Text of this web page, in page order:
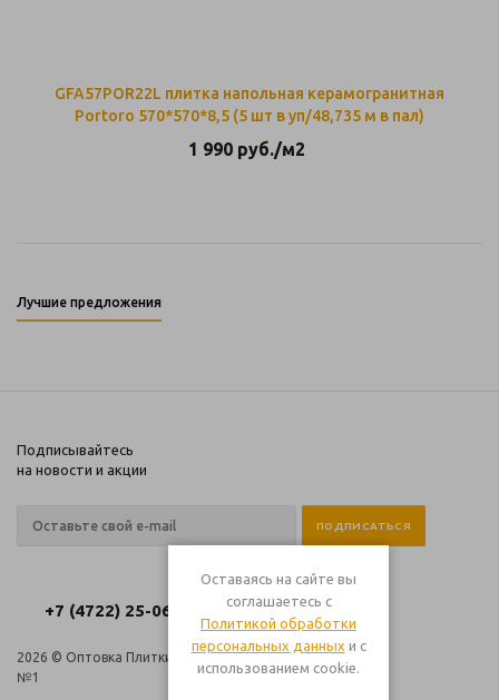
GFA57POR22L плитка напольная керамогранитная
Portoro 570*570*8,5 (5 шт в уп/48,735 м в пал)
1 990 руб./м2
Лучшие предложения
Подписывайтесь
на новости и акции
+7 (4722) 25-06-06
2026 © Оптовка Плитки
№1
Оставаясь на сайте вы
соглашаетесь с
Политикой обработки
персональных данных и с
использованием cookie.